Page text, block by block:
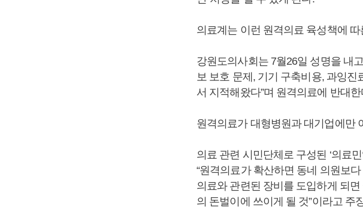
의료계는 이런 원격의료 육성책에
강원도의사회는 7월26일 성명을 내
보 보호 문제, 기기 구축비용, 과잉
서 지적해왔다”며 원격의료에 반대
원격의료가 대형병원과 대기업에만
의료 관련 시민단체로 구성된 ‘의료
“원격의료가 확산하면 동네 의원보
의료와 관련된 장비를 도입하게 되
의 돈벌이에 쓰이게 될 것”이라고 주